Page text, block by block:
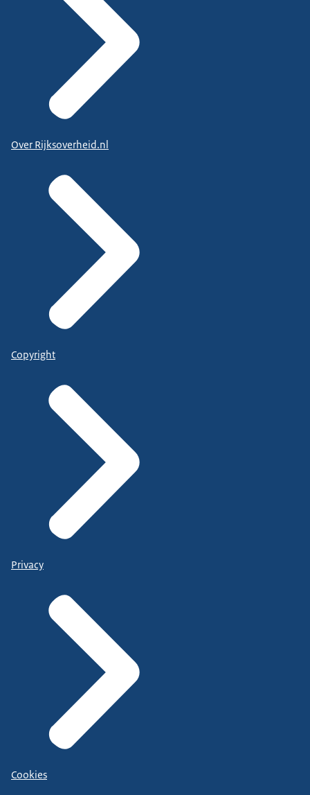
Over Rijksoverheid.nl
Copyright
Privacy
Cookies